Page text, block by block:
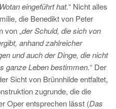
eingeführt hat.“ Nicht alles
die Benedikt von Peter
von „der Schuld, die sich von
anhand zahlreicher
und auch der Dinge, die nicht
ganze Leben bestimmen.“ Der
Sicht von Brünnhilde entfaltet,
zugrunde, die die
Oper entsprechen lässt (Das